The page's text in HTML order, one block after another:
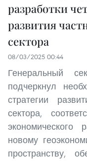
разработки
развития
сектора
08/03/2025 00:44
Генеральный
подчеркнул
стратегии
сектора,
экономического
новому
пространству,